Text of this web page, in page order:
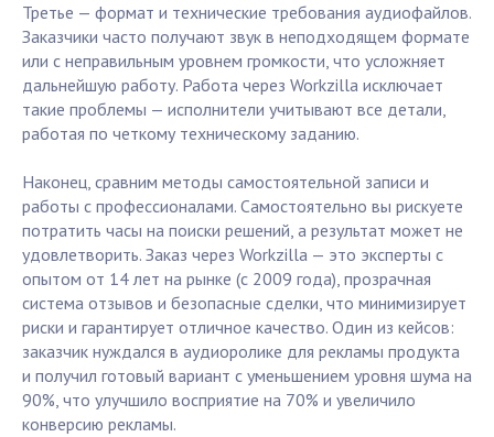
Третье — формат и технические требования аудиофайлов.
Заказчики часто получают звук в неподходящем формате
или с неправильным уровнем громкости, что усложняет
дальнейшую работу. Работа через Workzilla исключает
такие проблемы — исполнители учитывают все детали,
работая по четкому техническому заданию.
Наконец, сравним методы самостоятельной записи и
работы с профессионалами. Самостоятельно вы рискуете
потратить часы на поиски решений, а результат может не
удовлетворить. Заказ через Workzilla — это эксперты с
опытом от 14 лет на рынке (с 2009 года), прозрачная
система отзывов и безопасные сделки, что минимизирует
риски и гарантирует отличное качество. Один из кейсов:
заказчик нуждался в аудиоролике для рекламы продукта
и получил готовый вариант с уменьшением уровня шума на
90%, что улучшило восприятие на 70% и увеличило
конверсию рекламы.